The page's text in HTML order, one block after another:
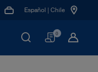
Español | Chile
Cesta
0